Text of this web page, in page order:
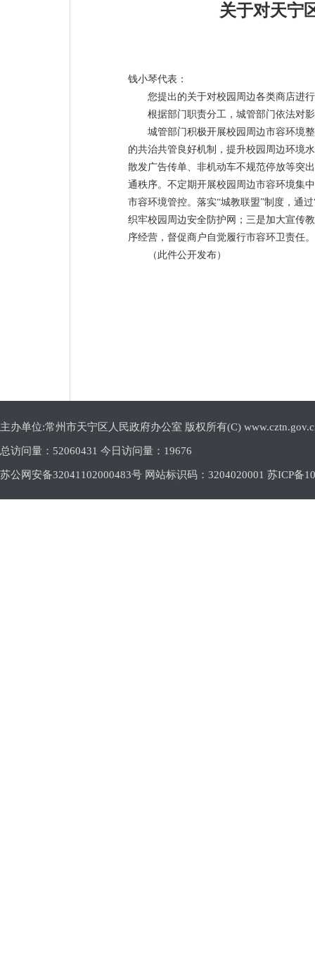
关于对天宁
钱小琴代表：
您提出的关于对校园周边各类商店进
根据部门职责分工，城管部门依法对
城管部门积极开展校园周边市容环境
的共治共管良好机制，提升校园周边环境
散发广告传单、非机动车不规范停放等突
通秩序。不定期开展校园周边市容环境集
市容环境管控。落实“城教联盟”制度，通
织牢校园周边安全防护网；三是加大宣传
序经营，督促商户自觉履行市容环卫责任。
（此件公开发布）
主办单位:常州市天宁区人民政府办公室 版权所有(C)
总访问量： 52060431 今日访问量： 19676
苏公网安备32041102000483号 网站标识码：3204020001 苏ICP备